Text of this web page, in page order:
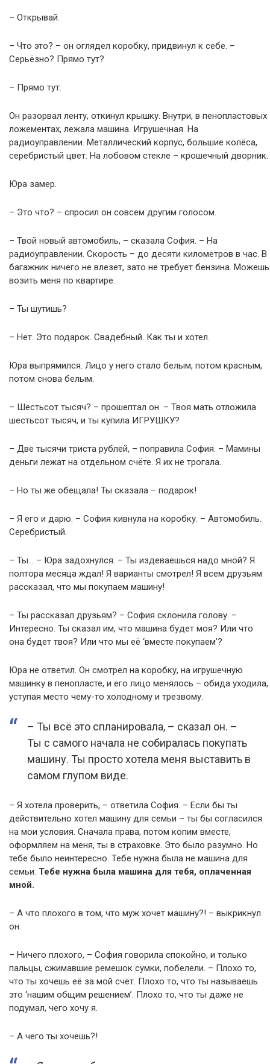
– Открывай.
– Что это? – он оглядел коробку, придвинул к себе. –
Серьёзно? Прямо тут?
– Прямо тут.
Он разорвал ленту, откинул крышку. Внутри, в пенопластовых
ложементах, лежала машина. Игрушечная. На
радиоуправлении. Металлический корпус, большие колёса,
серебристый цвет. На лобовом стекле – крошечный дворник.
Юра замер.
– Это что? – спросил он совсем другим голосом.
– Твой новый автомобиль, – сказала София. – На
радиоуправлении. Скорость – до десяти километров в час. В
багажник ничего не влезет, зато не требует бензина. Можешь
возить меня по квартире.
– Ты шутишь?
– Нет. Это подарок. Свадебный. Как ты и хотел.
Юра выпрямился. Лицо у него стало белым, потом красным,
потом снова белым.
– Шестьсот тысяч? – прошептал он. – Твоя мать отложила
шестьсот тысяч, и ты купила ИГРУШКУ?
– Две тысячи триста рублей, – поправила София. – Мамины
деньги лежат на отдельном счёте. Я их не трогала.
– Но ты же обещала! Ты сказала – подарок!
– Я его и дарю. – София кивнула на коробку. – Автомобиль.
Серебристый.
– Ты… – Юра задохнулся. – Ты издеваешься надо мной? Я
полтора месяца ждал! Я варианты смотрел! Я всем друзьям
рассказал, что мы покупаем машину!
– Ты рассказал друзьям? – София склонила голову. –
Интересно. Ты сказал им, что машина будет моя? Или что
она будет твоя? Или что мы её ‘вместе покупаем’?
Юра не ответил. Он смотрел на коробку, на игрушечную
машинку в пенопласте, и его лицо менялось – обида уходила,
уступая место чему-то холодному и трезвому.
– Ты всё это спланировала, – сказал он. –
Ты с самого начала не собиралась покупать
машину. Ты просто хотела меня выставить в
самом глупом виде.
– Я хотела проверить, – ответила София. – Если бы ты
действительно хотел машину для семьи – ты бы согласился
на мои условия. Сначала права, потом копим вместе,
оформляем на меня, ты в страховке. Это было разумно. Но
тебе было неинтересно. Тебе нужна была не машина для
семьи. Тебе нужна была машина для тебя, оплаченная
мной.
– А что плохого в том, что муж хочет машину?! – выкрикнул
он.
– Ничего плохого, – София говорила спокойно, и только
пальцы, сжимавшие ремешок сумки, побелели. – Плохо то,
что ты хочешь её за мой счёт. Плохо то, что ты называешь
это ‘нашим общим решением’. Плохо то, что ты даже не
подумал, чего хочу я.
– А чего ты хочешь?!